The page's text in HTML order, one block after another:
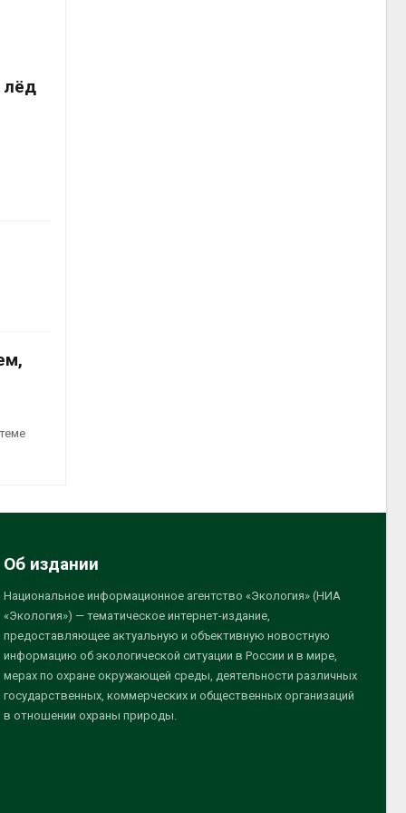
лёд
Об издании
Национальное информационное агентство «Экология» (НИА
«Экология») — тематическое интернет-издание,
предоставляющее актуальную и объективную новостную
информацию об экологической ситуации в России и в мире,
мерах по охране окружающей среды, деятельности различных
государственных, коммерческих и общественных организаций
в отношении охраны природы.